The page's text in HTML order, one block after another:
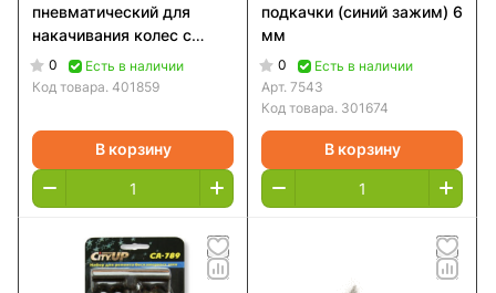
пневматический для
накачивания колес с
манометром 10 Атм
0
Есть в наличии
Код товара. 401859
В корзину
подкачки (синий зажим) 6
мм
0
Есть в наличии
Арт. 7543
Код товара. 301674
В корзину